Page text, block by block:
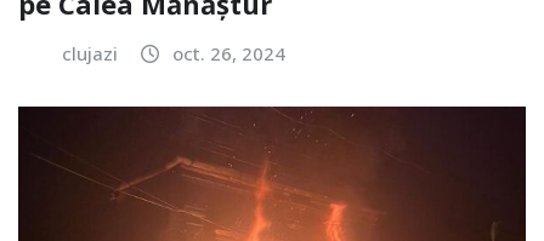
clujazi oct. 26, 2024